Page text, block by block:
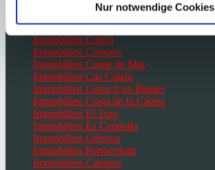
Nur notwendige Cookies
Immobilien Bendinat
Immobilien Cala Vinyes
Immobilien Calvià
Immobilien Campos
Immobilien Camp de Mar
Immobilien Cas Catala
Immobilien Costa d’en Blanes
Immobilien Costa de la Calma
Immobilien El Toro
Immobilien Es Capdella
Immobilien Génova
Immobilien Portocolom
Immobilien Campos